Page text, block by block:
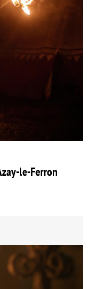
le-Ferron